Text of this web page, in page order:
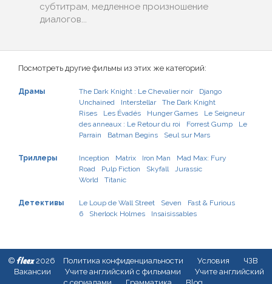
субтитрам, медленное произношение
диалогов...
Посмотреть другие фильмы из этих же категорий:
Драмы The Dark Knight : Le Chevalier noir
Django
Unchained
Interstellar
The Dark Knight
Rises
Les Évadés Hunger Games
Le Seigneur
des anneaux : Le Retour du roi
Forrest Gump
Le
Parrain
Batman Begins Seul sur Mars
Триллеры Inception Matrix Iron Man
Mad Max: Fury
Road
Pulp Fiction Skyfall
Jurassic
World
Titanic
Детективы Le Loup de Wall Street Seven
Fast & Furious
6
Sherlock Holmes Insaisissables
© fleex2026 Политика конфиденциальности Условия
ЧЗВ
Вакансии
Учите английский с фильмами
Учите английский